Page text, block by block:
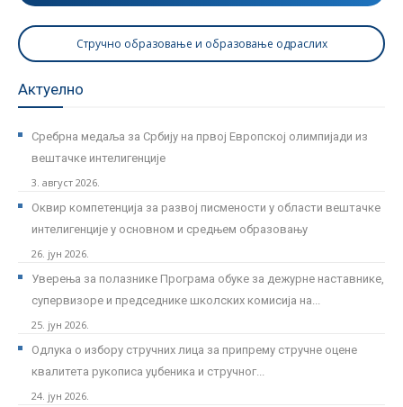
Стручно образовање и образовање одраслих
Актуелно
Сребрна медаља за Србију на првој Европској олимпијади из
вештачке интелигенције
3. август 2026.
Оквир компетенција за развој писмености у области вештачке
интелигенције у основном и средњем образовању
26. јун 2026.
Уверења за полазнике Програмa обуке за дежурне наставнике,
супервизоре и председнике школских комисија на...
25. јун 2026.
Одлука о избору стручних лица за припрему стручне оцене
квалитета рукописа уџбеника и стручног...
24. јун 2026.